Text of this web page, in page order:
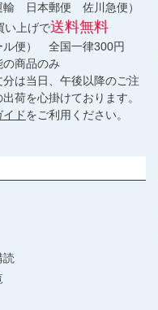
輸 日本郵便 佐川急便）
い上げで送料無料
ル便） 全国一律300円
商品のみ
は当日、午後以降のご注
荷を心掛けております。
イドをご利用ください。
読